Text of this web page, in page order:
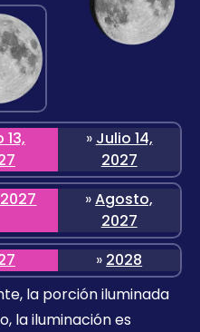
13,
» Julio 14,
2027
»Agosto,
2027
» 2028
la porción iluminada
la iluminación es